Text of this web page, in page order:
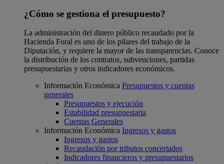
¿Cómo se gestiona el presupuesto?
La administración del dinero público recaudado por la
Hacienda Foral es uno de los pilares del trabajo de la
Diputación, y requiere la mayor de las transparencias. Conoce
la distribución de los contratos, subvenciones, partidas
presupuestarias y otros indicadores económicos.
Información Económica Presupuestos y cuentas
generales
Presupuestos y ejecución
Estabilidad presupuestaria
Cuentas Generales
Información Económica Ingresos y gastos
Ingresos y gastos
Recaudación por tributos concertados
Indicadores financieros y presupuestarios